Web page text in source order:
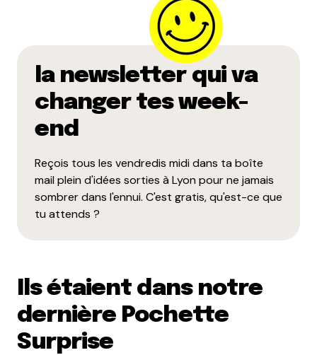
la newsletter qui va
changer tes week-
end
Reçois tous les vendredis midi dans ta boîte
mail plein d'idées sorties à Lyon pour ne jamais
sombrer dans l'ennui. C'est gratis, qu'est-ce que
tu attends ?
Ils étaient dans notre
dernière Pochette
Surprise